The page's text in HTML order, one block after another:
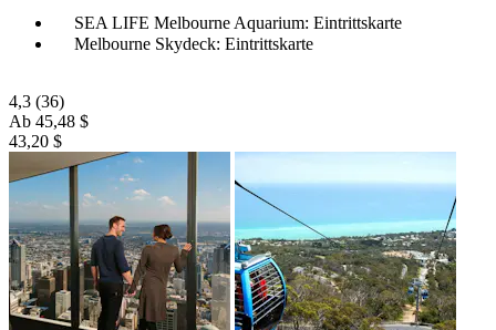
SEA LIFE Melbourne Aquarium: Eintrittskarte
Melbourne Skydeck: Eintrittskarte
4,3 (36)
Ab 45,48 $
43,20 $